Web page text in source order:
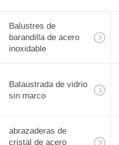
Balustres de
barandilla de acero
inoxidable
Balaustrada de vidrio
sin marco
abrazaderas de
cristal de acero